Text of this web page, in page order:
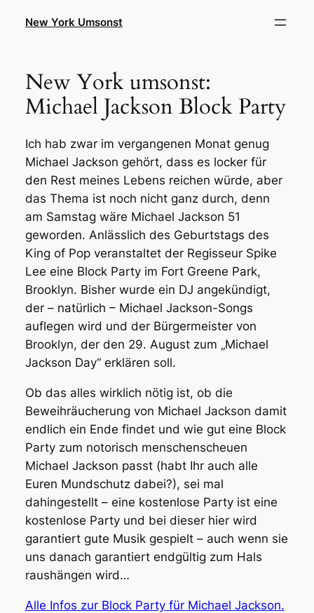
InhaltNew York Umsonst
New York umsonst:
Michael Jackson Block Party
Ich hab zwar im vergangenen Monat genug
Michael Jackson gehört, dass es locker für
den Rest meines Lebens reichen würde, aber
das Thema ist noch nicht ganz durch, denn
am Samstag wäre Michael Jackson 51
geworden. Anlässlich des Geburtstags des
King of Pop veranstaltet der Regisseur Spike
Lee eine Block Party im Fort Greene Park,
Brooklyn. Bisher wurde ein DJ angekündigt,
der – natürlich – Michael Jackson-Songs
auflegen wird und der Bürgermeister von
Brooklyn, der den 29. August zum „Michael
Jackson Day“ erklären soll.
Ob das alles wirklich nötig ist, ob die
Beweihräucherung von Michael Jackson damit
endlich ein Ende findet und wie gut eine Block
Party zum notorisch menschenscheuen
Michael Jackson passt (habt Ihr auch alle
Euren Mundschutz dabei?), sei mal
dahingestellt – eine kostenlose Party ist eine
kostenlose Party und bei dieser hier wird
garantiert gute Musik gespielt – auch wenn sie
uns danach garantiert endgültig zum Hals
raushängen wird…
Alle Infos zur Block Party für Michael Jackson.